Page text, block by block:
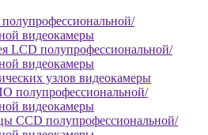
видеокамеры
LCD полупрофессиональной/
видеокамеры
узлов видеокамеры
полупрофессиональной/
видеокамеры
CCD полупрофессиональной/